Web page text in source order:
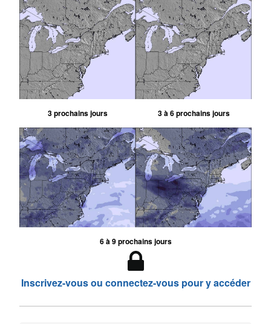
3 prochains jours 3 à 6 prochains jours
6 à 9 prochains jours
Inscrivez-vous ou connectez-vous pour y accéder